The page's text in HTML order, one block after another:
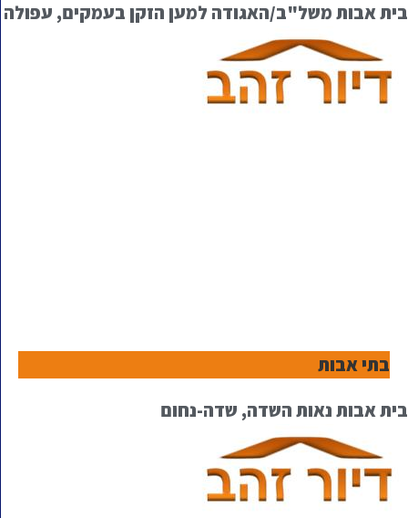
בית אבות משל"ב/האגודה למען הזקן בעמקים, עפולה
בתי אבות
בית אבות נאות השדה, שדה-נחום